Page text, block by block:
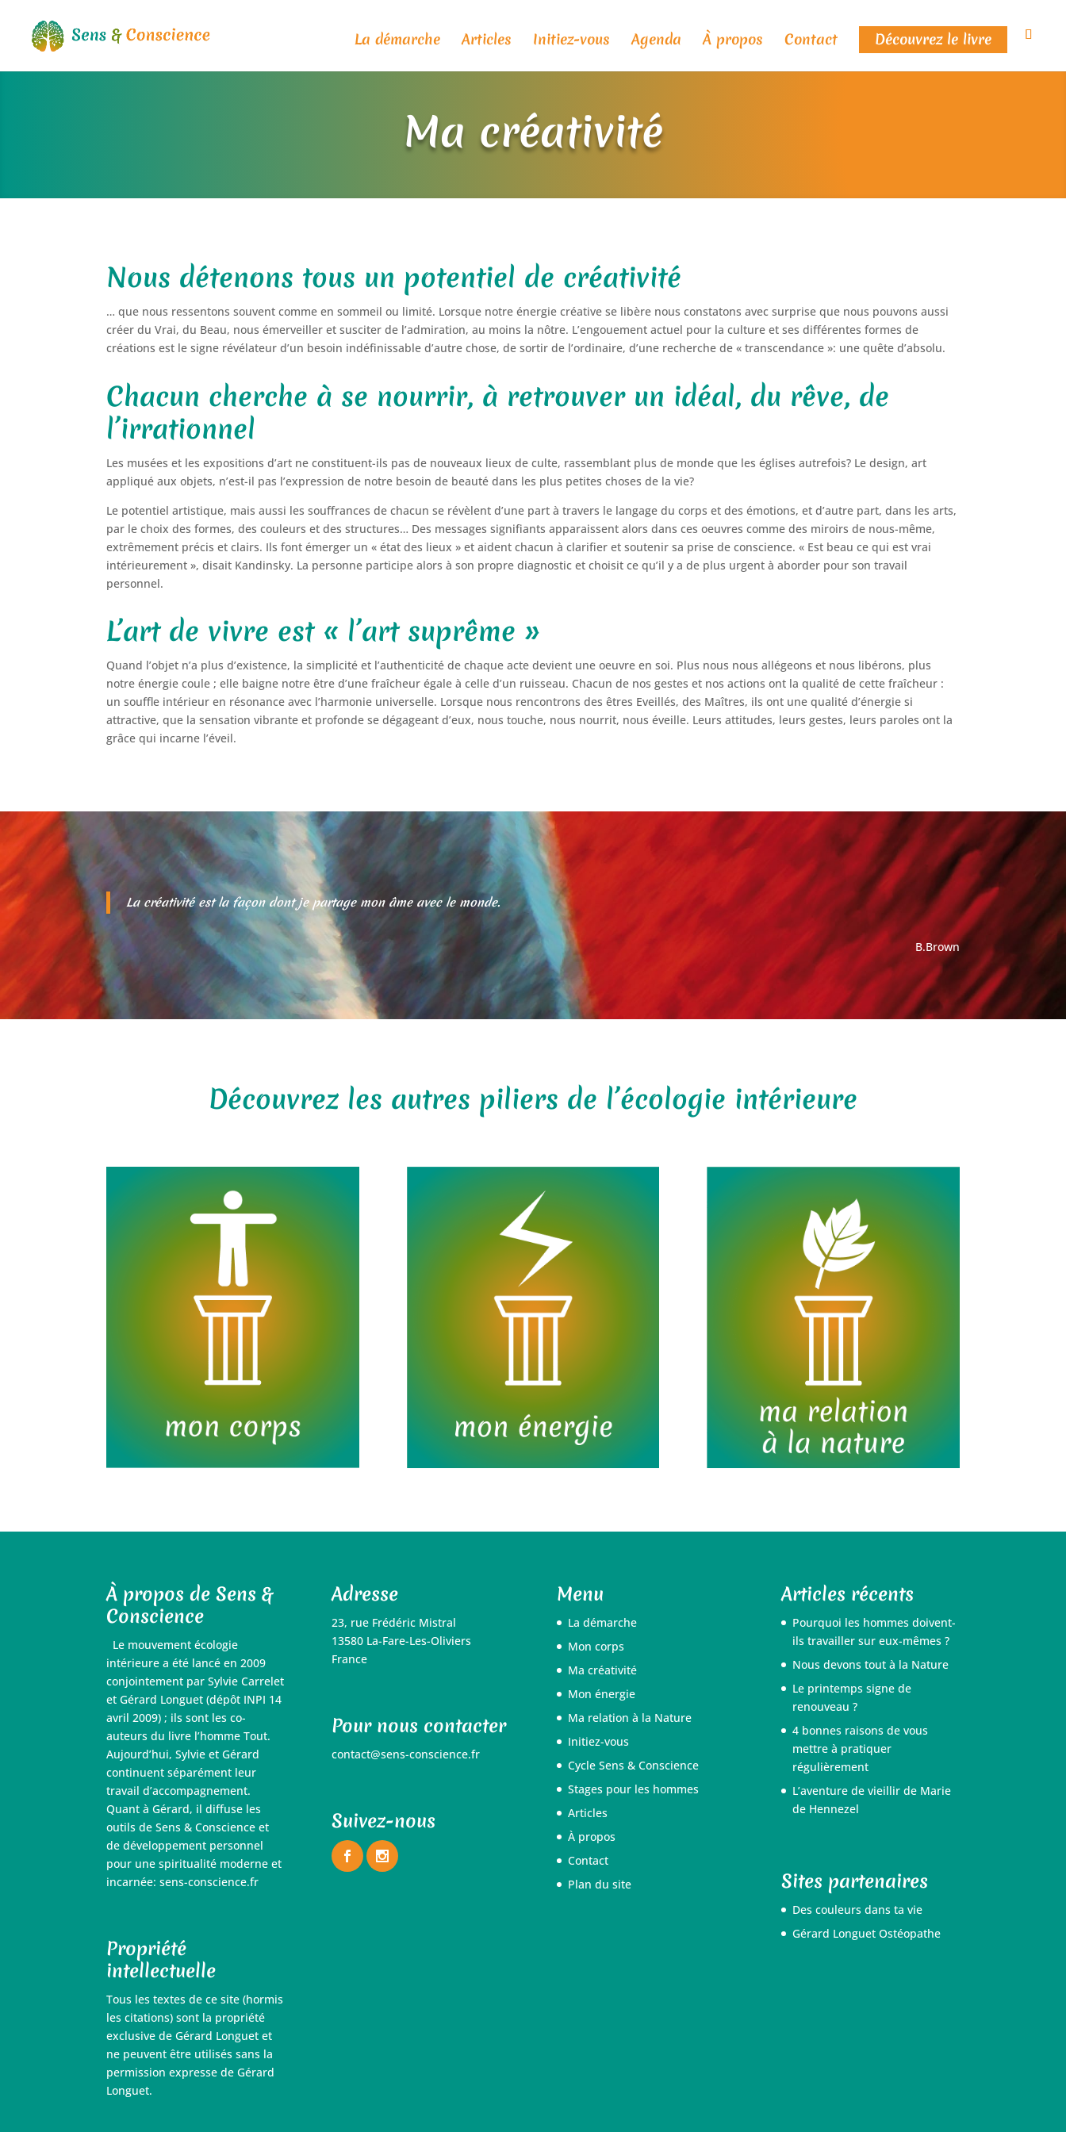
La démarche Articles Initiez-vous Agenda À propos Contact Découvrez le livre
Ma créativité
Nous détenons tous un potentiel de créativité
… que nous ressentons souvent comme en sommeil ou limité. Lorsque notre énergie créative se libère nous constatons avec surprise que nous pouvons aussi
créer du Vrai, du Beau, nous émerveiller et susciter de l’admiration, au moins la nôtre. L’engouement actuel pour la culture et ses différentes formes de
créations est le signe révélateur d’un besoin indéfinissable d’autre chose, de sortir de l’ordinaire, d’une recherche de « transcendance »: une quête d’absolu.
Chacun cherche à se nourrir, à retrouver un idéal, du rêve, de
l’irrationnel
Les musées et les expositions d’art ne constituent-ils pas de nouveaux lieux de culte, rassemblant plus de monde que les églises autrefois? Le design, art
appliqué aux objets, n’est-il pas l’expression de notre besoin de beauté dans les plus petites choses de la vie?
Le potentiel artistique, mais aussi les souffrances de chacun se révèlent d’une part à travers le langage du corps et des émotions, et d’autre part, dans les arts,
par le choix des formes, des couleurs et des structures… Des messages signifiants apparaissent alors dans ces oeuvres comme des miroirs de nous-même,
extrêmement précis et clairs. Ils font émerger un « état des lieux » et aident chacun à clarifier et soutenir sa prise de conscience. « Est beau ce qui est vrai
intérieurement », disait Kandinsky. La personne participe alors à son propre diagnostic et choisit ce qu’il y a de plus urgent à aborder pour son travail
personnel.
L’art de vivre est « l’art suprême »
Quand l’objet n’a plus d’existence, la simplicité et l’authenticité de chaque acte devient une oeuvre en soi. Plus nous nous allégeons et nous libérons, plus
notre énergie coule ; elle baigne notre être d’une fraîcheur égale à celle d’un ruisseau. Chacun de nos gestes et nos actions ont la qualité de cette fraîcheur :
un souffle intérieur en résonance avec l’harmonie universelle. Lorsque nous rencontrons des êtres Eveillés, des Maîtres, ils ont une qualité d’énergie si
attractive, que la sensation vibrante et profonde se dégageant d’eux, nous touche, nous nourrit, nous éveille. Leurs attitudes, leurs gestes, leurs paroles ont la
grâce qui incarne l’éveil.
La créativité est la façon dont je partage mon âme avec le monde.
B.Brown
Découvrez les autres piliers de l’écologie intérieure
À propos de Sens &
Conscience
Le mouvement écologie
intérieure a été lancé en 2009
conjointement par Sylvie Carrelet
et Gérard Longuet (dépôt INPI 14
avril 2009) ; ils sont les co-
auteurs du livre l’homme Tout.
Aujourd’hui, Sylvie et Gérard
continuent séparément leur
travail d’accompagnement.
Quant à Gérard, il diffuse les
outils de Sens & Conscience et
de développement personnel
pour une spiritualité moderne et
incarnée: sens-conscience.fr
Propriété
intellectuelle
Tous les textes de ce site (hormis
les citations) sont la propriété
exclusive de Gérard Longuet et
ne peuvent être utilisés sans la
permission expresse de Gérard
Longuet.
Adresse
23, rue Frédéric Mistral
13580 La-Fare-Les-Oliviers
France
Pour nous contacter
contact@sens-conscience.fr
Suivez-nous
Menu
La démarche
Mon corps
Ma créativité
Mon énergie
Ma relation à la Nature
Initiez-vous
Cycle Sens & Conscience
Stages pour les hommes
Articles
À propos
Contact
Plan du site
Articles récents
Pourquoi les hommes doivent-
ils travailler sur eux-mêmes ?
Nous devons tout à la Nature
Le printemps signe de
renouveau ?
4 bonnes raisons de vous
mettre à pratiquer
régulièrement
L’aventure de vieillir de Marie
de Hennezel
Sites partenaires
Des couleurs dans ta vie
Gérard Longuet Ostéopathe